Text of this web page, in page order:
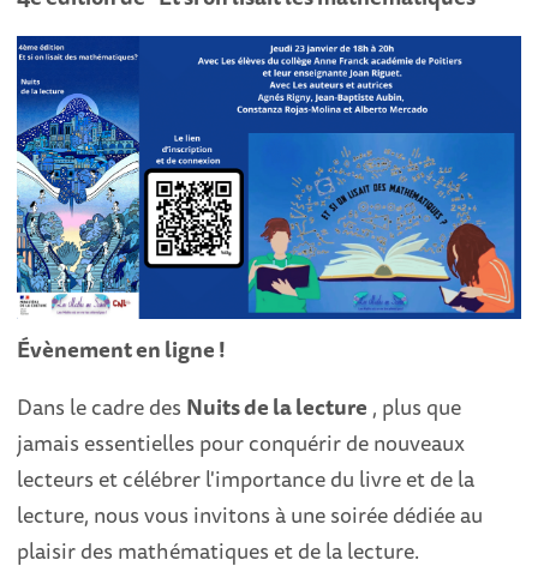
Évènement en ligne !
Dans le cadre des Nuits de la lecture , plus que
jamais essentielles pour conquérir de nouveaux
lecteurs et célébrer l'importance du livre et de la
lecture, nous vous invitons à une soirée dédiée au
plaisir des mathématiques et de la lecture.